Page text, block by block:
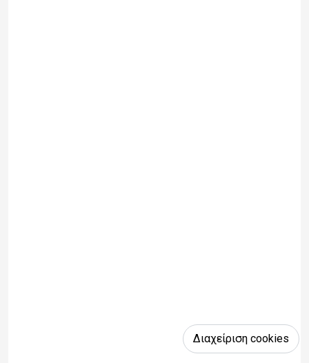
Διαχείριση cookies